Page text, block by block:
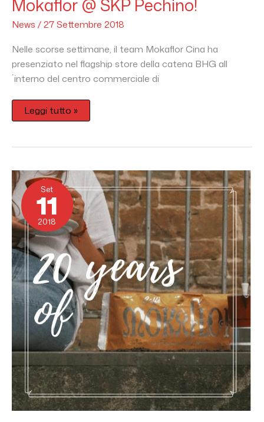
Mokaflor @ SKP Pechino!
News /27 Settembre 2018
Nelle scorse settimane, il team Mokaflor Cina ha
presenziato nel flagship store della catena BHG all
´interno del centro commerciale di
Leggi tutto »
Set
11
2018
20th
Anniversary
Oro
Blend!